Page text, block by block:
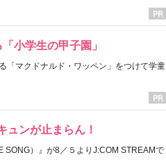
小学生の甲子園」
「マクドナルド・ワッペン」をつけて学童
ュンが止まらん！
SONG）』が8／５よりJ:COM STREAMで